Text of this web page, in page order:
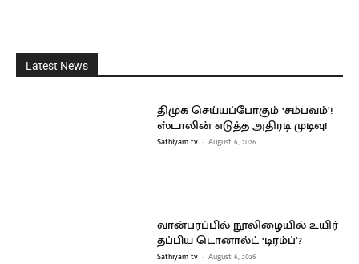
Latest News
திமுக செய்யப்போகும் ‘சம்பவம்’!
ஸ்டாலின் எடுத்த அதிரடி முடிவு!
Sathiyam tv - August 6, 2026
வான்பரப்பில் நூலிழையில் உயிர்
தப்பிய டொனால்ட் ‘டிரம்ப்’?
Sathiyam tv - August 6, 2026